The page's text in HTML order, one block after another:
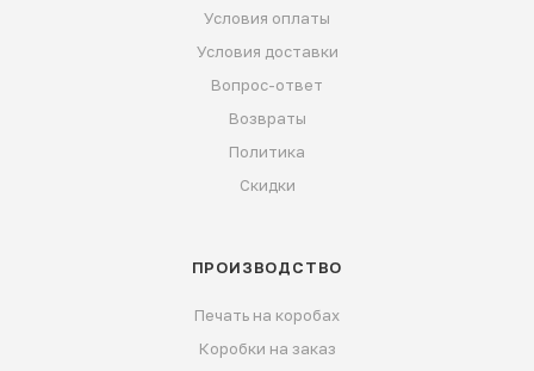
Условия оплаты
Условия доставки
Вопрос-ответ
Возвраты
Политика
Скидки
ПРОИЗВОДСТВО
Печать на коробах
Коробки на заказ